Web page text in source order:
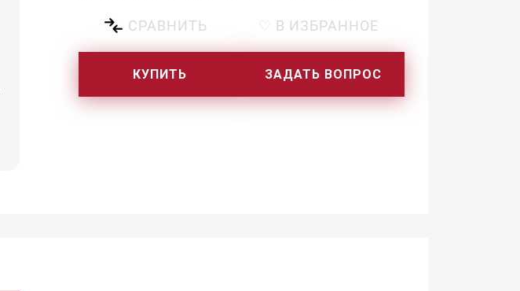
СРАВНИТЬ ♡ В ИЗБРАННОЕ
КУПИТЬ ЗАДАТЬ ВОПРОС